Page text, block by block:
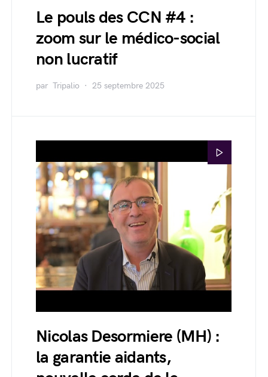
Le pouls des CCN #4 :
zoom sur le médico-social
non lucratif
par Tripalio 25 septembre 2025
Nicolas Desormiere (MH) :
la garantie aidants,